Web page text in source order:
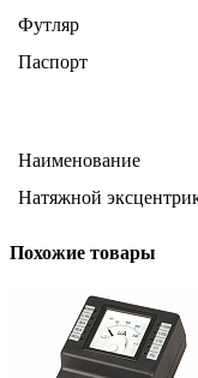
Футляр
Паспорт
Наименование
Натяжной
Похожие товары